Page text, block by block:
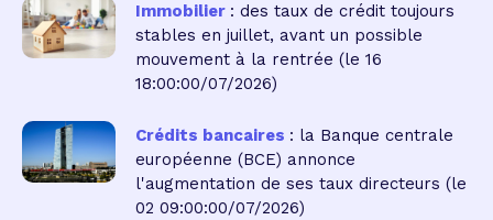
Immobilier : des taux de crédit toujours
stables en juillet, avant un possible
mouvement à la rentrée (le 16
18:00:00/07/2026)
Crédits bancaires : la Banque centrale
européenne (BCE) annonce
l'augmentation de ses taux directeurs (le
02 09:00:00/07/2026)